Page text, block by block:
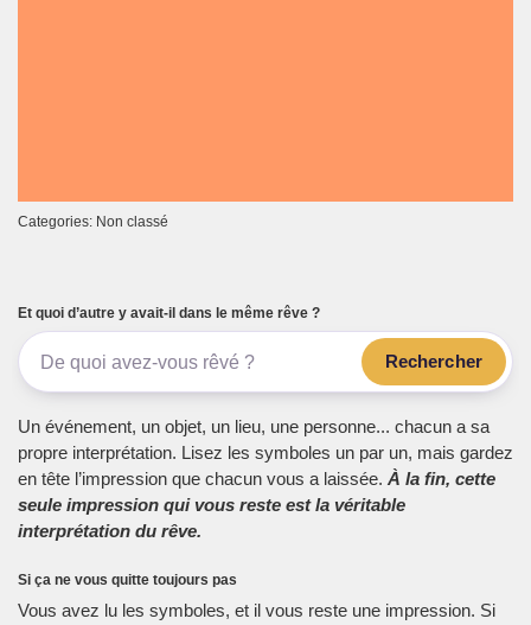
Categories: Non classé
Et quoi d’autre y avait-il dans le même rêve ?
Rechercher
Un événement, un objet, un lieu, une personne... chacun a sa
propre interprétation. Lisez les symboles un par un, mais gardez
en tête l’impression que chacun vous a laissée. À la fin, cette
seule impression qui vous reste est la véritable
interprétation du rêve.
Si ça ne vous quitte toujours pas
Vous avez lu les symboles, et il vous reste une impression. Si